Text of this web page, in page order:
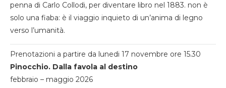
penna di Carlo Collodi, per diventare libro nel 1883. non è
solo una fiaba: è il viaggio inquieto di un’anima di legno
verso l’umanità.
Prenotazioni a partire da lunedi 17 novembre ore 15.30
Pinocchio. Dalla favola al destino
febbraio – maggio 2026